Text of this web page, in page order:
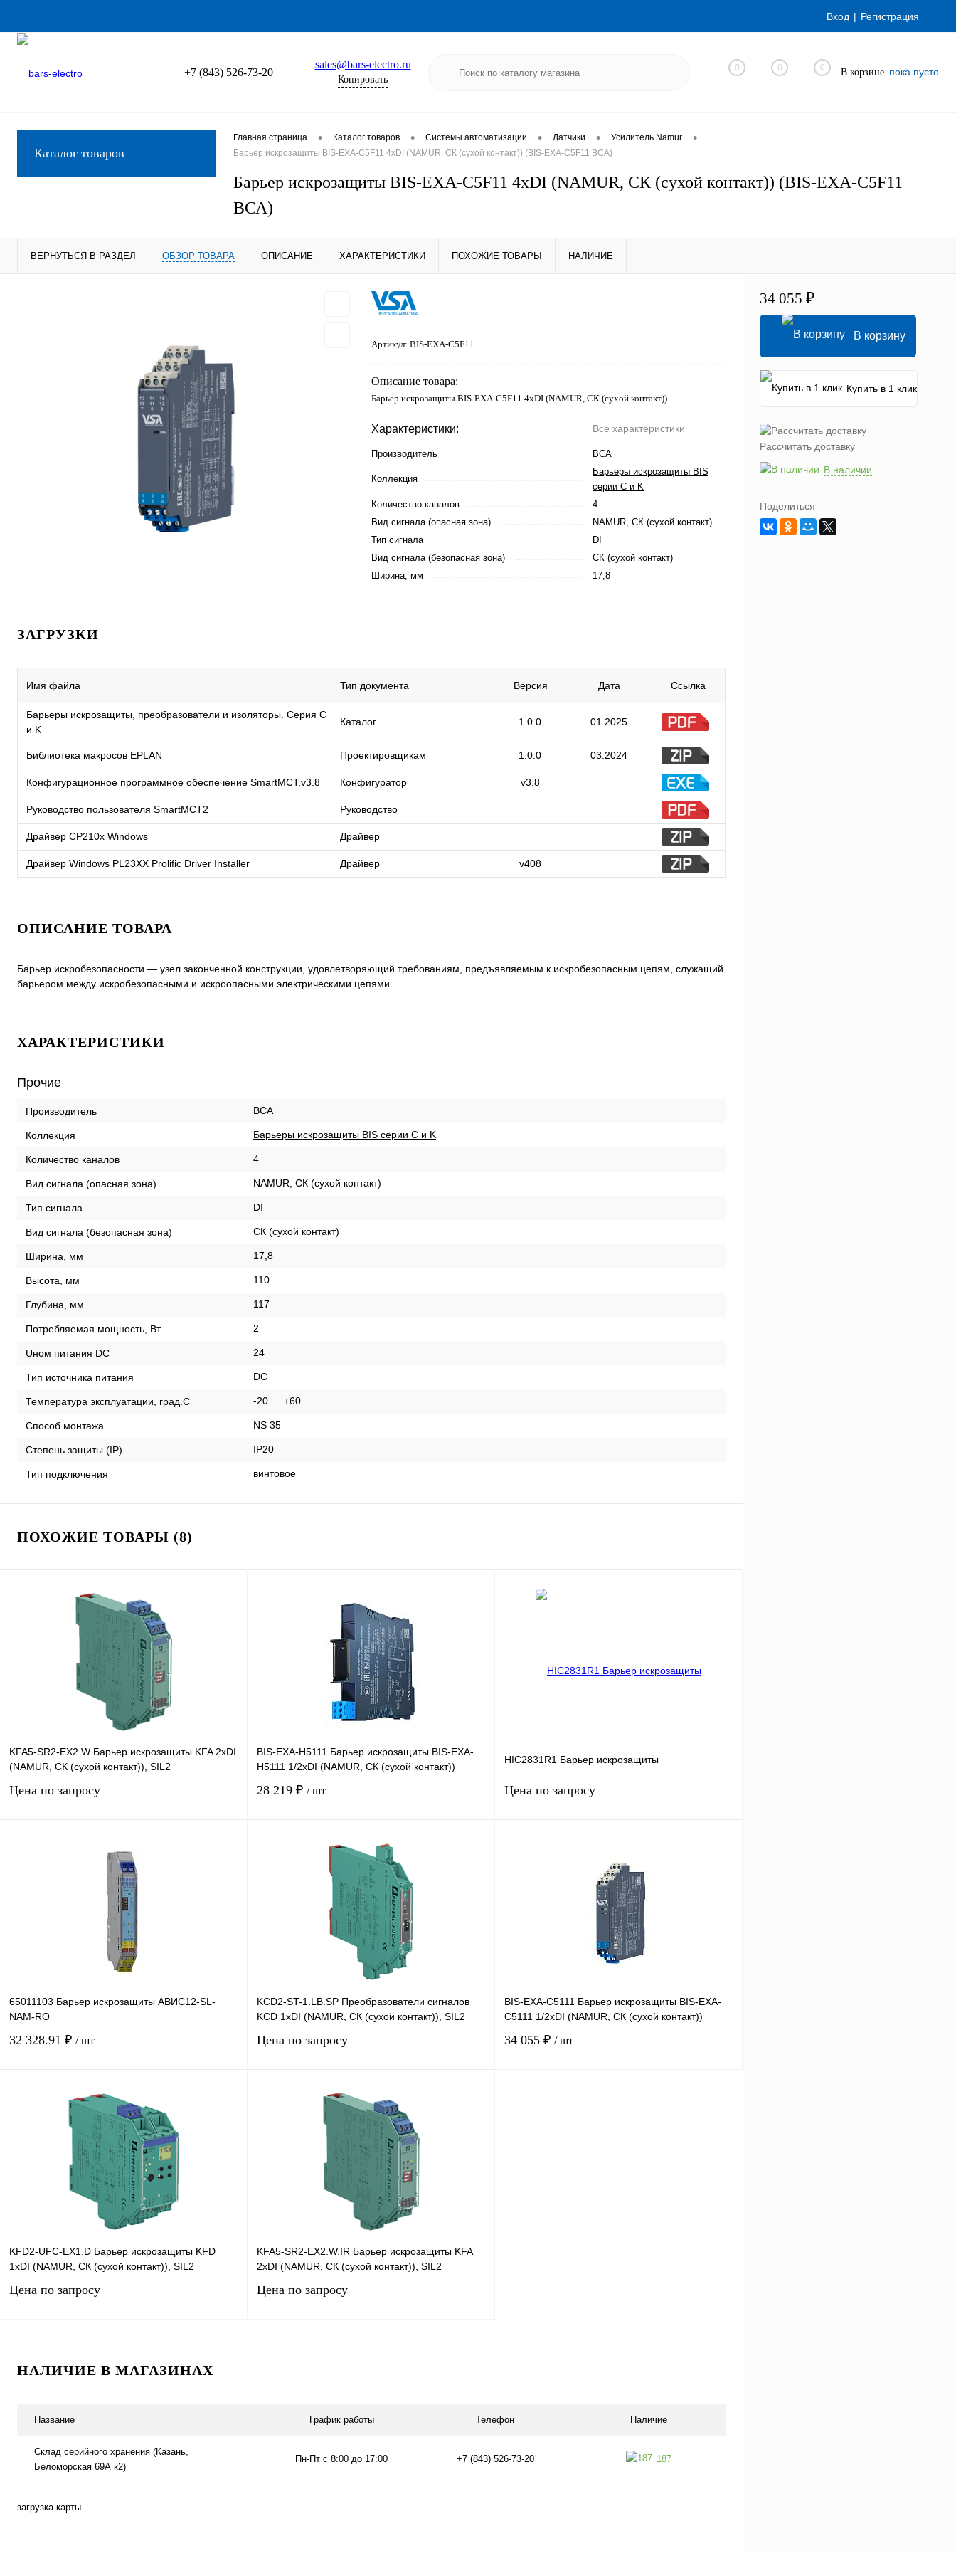
Вход Регистрация
+7 (843) 526-73-20
sales@bars-electro.ru
Копировать
0 0 0 В корзине пока пусто
Каталог товаров
Главная страница • Каталог товаров • Системы автоматизации • Датчики • Усилитель Namur •
Барьер искрозащиты BIS-EXA-C5F11 4хDI (NAMUR, СК (сухой контакт)) (BIS-EXA-C5F11 ВСА)
Барьер искрозащиты BIS-EXA-C5F11 4хDI (NAMUR, СК (сухой контакт)) (BIS-EXA-C5F11
ВСА)
ВЕРНУТЬСЯ В РАЗДЕЛ ОБЗОР ТОВАРА ОПИСАНИЕ ХАРАКТЕРИСТИКИ ПОХОЖИЕ ТОВАРЫ НАЛИЧИЕ
Артикул: BIS-EXA-C5F11
Описание товара:
Барьер искрозащиты BIS-EXA-C5F11 4хDI (NAMUR, СК (сухой контакт))
Характеристики: Все характеристики
Производитель ВСА
Коллекция
Барьеры искрозащиты BIS
серии С и K
Количество каналов
4
Вид сигнала (опасная зона)
NAMUR, СК (сухой контакт)
Тип сигнала
DI
Вид сигнала (безопасная зона)
СК (сухой контакт)
Ширина, мм
17,8
ЗАГРУЗКИ
Имя файла Тип документа Версия Дата Ссылка
Барьеры искрозащиты, преобразователи и изоляторы. Серия C
и K
Каталог 1.0.0 01.2025
Библиотека макросов EPLAN Проектировщикам 1.0.0 03.2024
Конфигурационное программное обеспечение SmartMCT.v3.8 Конфигуратор v3.8
Руководство пользователя SmartMCT2 Руководство
Драйвер CP210x Windows Драйвер
Драйвер Windows PL23XX Prolific Driver Installer Драйвер v408
ОПИСАНИЕ ТОВАРА
Барьер искробезопасности — узел законченной конструкции, удовлетворяющий требованиям, предъявляемым к искробезопасным цепям, служащий
барьером между искробезопасными и искроопасными электрическими цепями.
ХАРАКТЕРИСТИКИ
Прочие
Производитель ВСА
Коллекция Барьеры искрозащиты BIS серии С и K
Количество каналов 4
Вид сигнала (опасная зона) NAMUR, СК (сухой контакт)
Тип сигнала DI
Вид сигнала (безопасная зона) СК (сухой контакт)
Ширина, мм 17,8
Высота, мм 110
Глубина, мм 117
Потребляемая мощность, Вт 2
Uном питания DC 24
Тип источника питания DC
Температура эксплуатации, град.С -20 … +60
Способ монтажа NS 35
Степень защиты (IP) IP20
Тип подключения винтовое
ПОХОЖИЕ ТОВАРЫ (8)
KFA5-SR2-EX2.W Барьер искрозащиты KFA 2хDI
(NAMUR, СК (сухой контакт)), SIL2
Цена по запросу
Запросить цену
BIS-EXA-H5111 Барьер искрозащиты BIS-EXA-
H5111 1/2хDI (NAMUR, СК (сухой контакт))
28 219 ₽ / шт
В корзину
Сравнение
наличии
HIC2831R1 Барьер искрозащиты
Цена по запросу
Сравнение
Под заказ
65011103 Барьер искрозащиты АВИС12-SL-
NAM-RO
32 328.91 ₽ / шт
Купить в 1 клик Сравнение
Под заказ
KCD2-ST-1.LB.SP Преобразователи сигналов
KCD 1хDI (NAMUR, СК (сухой контакт)), SIL2
Цена по запросу
Запросить цену
Купить в 1 клик Сравнение
Под заказ
BIS-EXA-C5111 Барьер искрозащиты BIS-EXA-
C5111 1/2хDI (NAMUR, СК (сухой контакт))
34 055 ₽ / шт
KFD2-UFC-EX1.D Барьер искрозащиты KFD
1хDI (NAMUR, СК (сухой контакт)), SIL2
Цена по запросу
KFA5-SR2-EX2.W.IR Барьер искрозащиты KFA
2хDI (NAMUR, СК (сухой контакт)), SIL2
Цена по запросу
НАЛИЧИЕ В МАГАЗИНАХ
Название График работы Телефон Наличие
Склад серийного хранения (Казань,
Беломорская 69А к2)
Пн-Пт с 8:00 до 17:00 +7 (843) 526-73-20 187
загрузка карты...
34 055 ₽
В корзину
Купить в 1 клик
Рассчитать доставку
В наличии
Поделиться